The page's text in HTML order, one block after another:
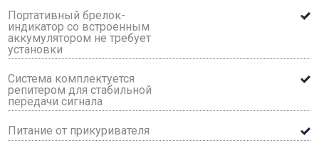
Портативный брелок-
индикатор со встроенным
аккумулятором не требует
установки
Система комплектуется
репитером для стабильной
передачи сигнала
Питание от прикуривателя